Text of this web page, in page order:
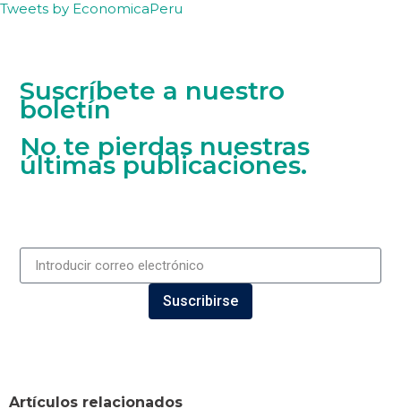
Tweets by EconomicaPeru
Suscríbete a nuestro
boletín
No te pierdas nuestras
últimas publicaciones.
Suscribirse
Artículos relacionados